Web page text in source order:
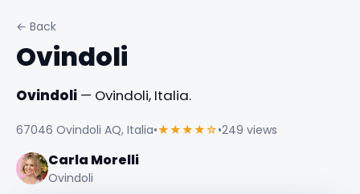
← Back
Ovindoli
Ovindoli — Ovindoli, Italia.
67046 Ovindoli AQ, Italia•★★★★☆•249 views
Carla Morelli
Ovindoli